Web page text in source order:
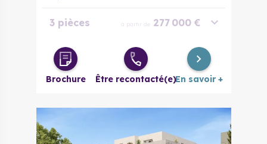
3 pièces à partir de 277 000 €
4 pièces à partir de 342 000 €
Brochure Être recontacté(e)En savoir +